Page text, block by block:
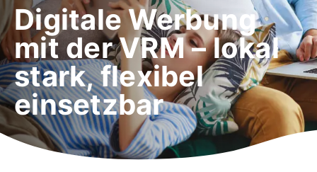
Digitale Werbung
mit der VRM – lokal
stark, flexibel
einsetzbar